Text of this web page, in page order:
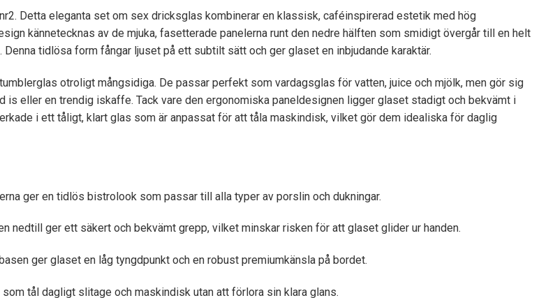
kännetecknas av de mjuka, fasetterade panelerna runt den nedre hälften som smidigt övergår till en helt
tidlösa form fångar ljuset på ett subtilt sätt och ger glaset en inbjudande karaktär.
otroligt mångsidiga. De passar perfekt som vardagsglas för vatten, juice och mjölk, men gör sig
is eller en trendig iskaffe. Tack vare den ergonomiska paneldesignen ligger glaset stadigt och bekvämt i
i ett tåligt, klart glas som är anpassat för att tåla maskindisk, vilket gör dem idealiska för daglig
ger en tidlös bistrolook som passar till alla typer av porslin och dukningar.
nedtill ger ett säkert och bekvämt grepp, vilket minskar risken för att glaset glider ur handen.
ger glaset en låg tyngdpunkt och en robust premiumkänsla på bordet.
tål dagligt slitage och maskindisk utan att förlora sin klara glans.